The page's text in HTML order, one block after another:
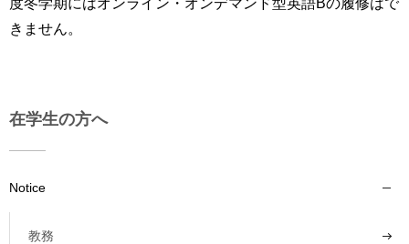
ト
きません。
在学生の方へ
Notice
教務